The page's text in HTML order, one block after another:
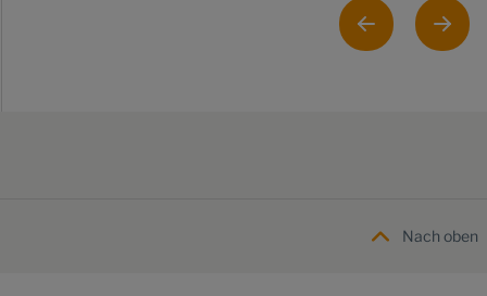
Nach oben